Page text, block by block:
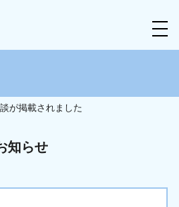
が掲載されました
知らせ